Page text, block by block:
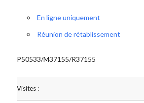
En ligne uniquement
Réunion de rétablissement
P50533/M37155/R37155
Visites :